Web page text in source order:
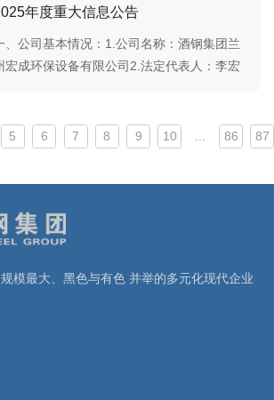
年度重大信息公告
、公司基本情况：1.公司名称：酒钢集团兰
宏成环保设备有限公司2.法定代表人：李宏
备、机电设备、机械设备、通信设施(不含卫
5 6 7 8 9 10 86 87
模最大、黑色与有色 并举的多元化现代企业